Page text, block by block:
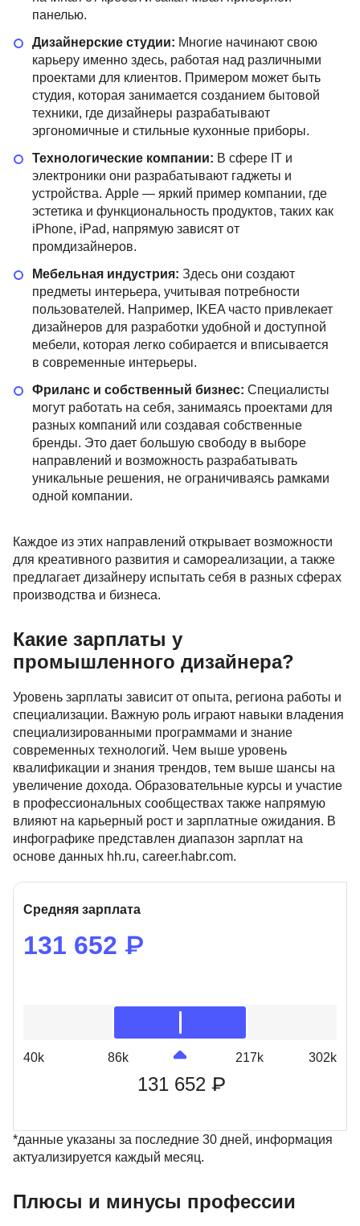
панелью.
Дизайнерские студии: Многие начинают свою
карьеру именно здесь, работая над различными
проектами для клиентов. Примером может быть
студия, которая занимается созданием бытовой
техники, где дизайнеры разрабатывают
эргономичные и стильные кухонные приборы.
Технологические компании: В сфере IT и
электроники они разрабатывают гаджеты и
устройства. Apple — яркий пример компании, где
эстетика и функциональность продуктов, таких как
iPhone, iPad, напрямую зависят от
промдизайнеров.
Мебельная индустрия: Здесь они создают
предметы интерьера, учитывая потребности
пользователей. Например, IKEA часто привлекает
дизайнеров для разработки удобной и доступной
мебели, которая легко собирается и вписывается
в современные интерьеры.
Фриланс и собственный бизнес: Специалисты
могут работать на себя, занимаясь проектами для
разных компаний или создавая собственные
бренды. Это дает большую свободу в выборе
направлений и возможность разрабатывать
уникальные решения, не ограничиваясь рамками
одной компании.
Каждое из этих направлений открывает возможности
для креативного развития и самореализации, а также
предлагает дизайнеру испытать себя в разных сферах
производства и бизнеса.
Какие зарплаты у
промышленного дизайнера?
Уровень зарплаты зависит от опыта, региона работы и
специализации. Важную роль играют навыки владения
специализированными программами и знание
современных технологий. Чем выше уровень
квалификации и знания трендов, тем выше шансы на
увеличение дохода. Образовательные курсы и участие
в профессиональных сообществах также напрямую
влияют на карьерный рост и зарплатные ожидания. В
инфографике представлен диапазон зарплат на
основе данных hh.ru, career.habr.com.
Средняя зарплата
131 652 ₽
40k 86k
131 652 ₽
217k 302k
*данные указаны за последние 30 дней, информация
актуализируется каждый месяц.
Плюсы и минусы профессии